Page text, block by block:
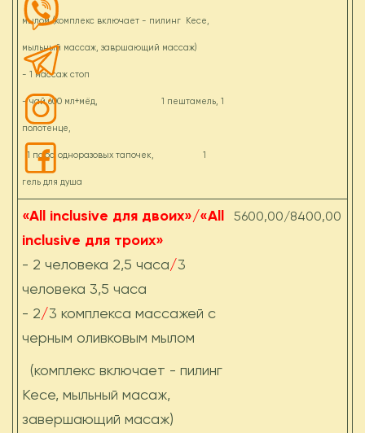
мылом (комплекс включает - пилинг Кесе,
мыльный массаж, завршающий массаж)
- 1 массаж стоп
- чай 600 мл+мёд, 1 пештамель, 1
полотенце,
1 пара одноразовых тапочек, 1
гель для душа
«All inclusive для двоих»/«All
inclusive для троих»
- 2 человека 2,5 часа/3
человека 3,5 часа
- 2/3 комплекса массажей с
черным оливковым мылом
(комплекс включает - пилинг
Кесе, мыльный масаж,
завершающий масаж)
5600,00/8400,00